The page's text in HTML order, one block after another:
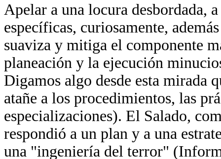
Apelar a una locura desbordada,
específicas, curiosamente,
suaviza y mitiga el componente
planeación y la ejecución
Digamos algo desde esta mirada
atañe a los procedimientos, las
especializaciones). El Salado,
respondió a un plan y a una
una "ingeniería del terror"